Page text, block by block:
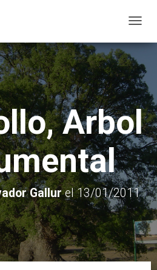
A
M
B
A
R
M
O
D
O
D
E
N
A
V
Arbol
Gallurel13/01/2011